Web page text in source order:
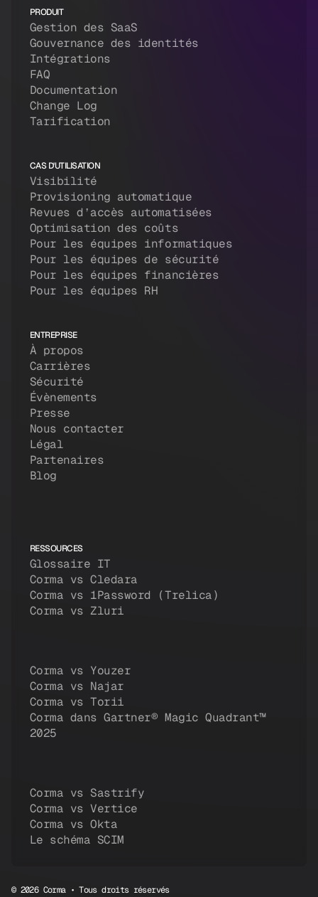
PRODUIT
Gestion des SaaS
Gouvernance des identités
Intégrations
FAQ
Documentation
Change Log
Tarification
CAS D'UTILISATION
Visibilité
Provisioning automatique
Revues d’accès automatisées
Optimisation des coûts
Pour les équipes informatiques
Pour les équipes de sécurité
Pour les équipes financières
Pour les équipes RH
ENTREPRISE
À propos
Carrières
Sécurité
Évènements
Presse
Nous contacter
Légal
Partenaires
Blog
RESSOURCES
Glossaire IT
Corma vs Cledara
Corma vs 1Password (Trelica)
Corma vs Zluri
Corma vs Youzer
Corma vs Najar
Corma vs Torii
Corma dans Gartner® Magic Quadrant™
2025
Corma vs Sastrify
Corma vs Vertice
Corma vs Okta
Le schéma SCIM
© 2026 Corma • Tous droits réservés